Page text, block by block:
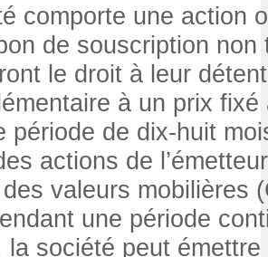
comporte une action
de souscription
le droit à leur
à un prix
période de dix-huit
actions de
valeurs mobilières
une période
la société peut